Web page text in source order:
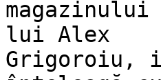
lui Alex
Grigoroiu,